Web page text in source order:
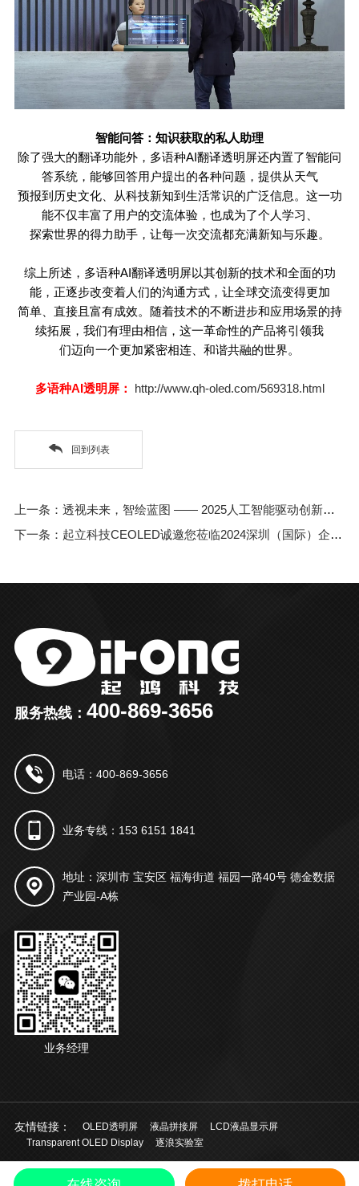
智能问答：知识获取的私人助理
除了强大的翻译功能外，多语种AI 翻译透明屏还内置了智能问
答系统，能够回答用户提出的各种问题，提供从天气
预报到历史文化、从科技新知到生活常识的广泛信息。这一功
能不仅丰富了用户的交流体验，也成为了个人学习、
探索世界的得力助手，让每一次交流都充满新知与乐趣。
综上所述，多语种AI 翻译透明屏以其创新的技术和全面的功
能，正逐步改变着人们的沟通方式，让全球交流变得更加
简单、直接且富有成效。随着技术的不断进步和应用场景的持
续拓展，我们有理由相信，这一革命性的产品将引领我
们迈向一个更加紧密相连、和谐共融的世界。
多语种AI透明屏： http://www.qh-oled.com/569318.html
回到列表
上一条：透视未来，智绘蓝图 —— 2025人工智能驱动创新发展大会邀您共赏透明显示屏科技成果展
下一条：起立科技CEOLED诚邀您莅临2024深圳（国际）企业行政后勤采购博览会
服务热线： 400-869-3656
电话：400-869-3656
业务专线：153 6151 1841
地址：深圳市 宝安区 福海街道 福园一路40号 德金数据
产业园-A栋
业务经理
友情链接： OLED透明屏 液晶拼接屏
LCD液晶显示屏
Transparent OLED Display
逐浪实验室
© 2021 深圳市起鸿科技有限公司 版权所有粤ICP备20028924号 中文/